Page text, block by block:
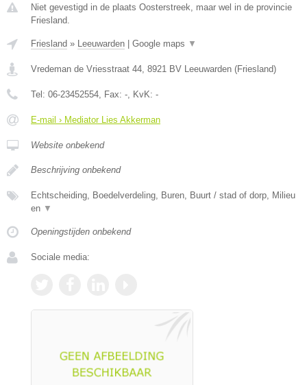
Niet gevestigd in de plaats Oosterstreek, maar wel in de provincie
Friesland.
Friesland » Leeuwarden Google maps ▼
Vredeman de Vriesstraat 44, 8921 BV Leeuwarden (Friesland)
Tel: 06-23452554, Fax: -, KvK: -
E-mail › Mediator Lies Akkerman
Website onbekend
Beschrijving onbekend
Echtscheiding, Boedelverdeling, Buren, Buurt / stad of dorp, Milieu
en ▼
Openingstijden onbekend
Sociale media: